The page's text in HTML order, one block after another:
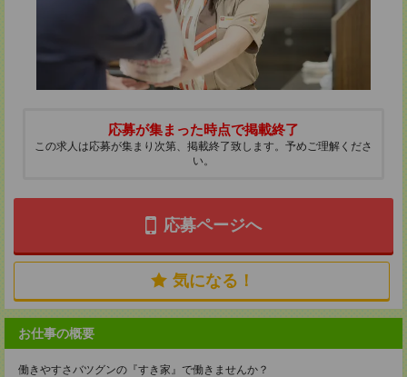
応募が集まった時点で掲載終了
この求人は応募が集まり次第、掲載終了致します。予めご理解くださ
い。
応募ページへ
気になる！
お仕事の概要
働きやすさバツグンの『すき家』で働きませんか？